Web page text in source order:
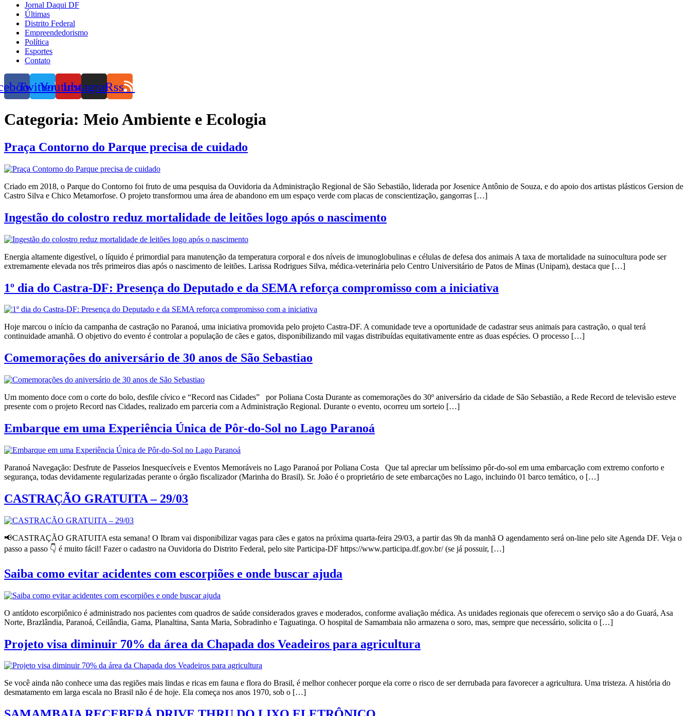
Jornal Daqui DF
Últimas
Distrito Federal
Empreendedorismo
Política
Esportes
Contato
TwitterYoutubeInstagramRss
Categoria: Meio Ambiente e Ecologia
Praça Contorno do Parque precisa de cuidado
Criado em 2018, o Parque do Contorno foi fruto de uma pesquisa da Ouvidoria da Administração Regional de São Sebastião, liderada por Josenice Antônio de Souza, e do apoio dos artistas plásticos Gersion de
Castro Silva e Chico Metamorfose. O projeto transformou uma área de abandono em um espaço verde com placas de conscientização, gangorras […]
Ingestão do colostro reduz mortalidade de leitões logo após o nascimento
Energia altamente digestível, o líquido é primordial para manutenção da temperatura corporal e dos níveis de imunoglobulinas e células de defesa dos animais A taxa de mortalidade na suinocultura pode ser
extremamente elevada nos três primeiros dias após o nascimento de leitões. Larissa Rodrigues Silva, médica-veterinária pelo Centro Universitário de Patos de Minas (Unipam), destaca que […]
1º dia do Castra-DF: Presença do Deputado e da SEMA reforça compromisso com a iniciativa
Hoje marcou o início da campanha de castração no Paranoá, uma iniciativa promovida pelo projeto Castra-DF. A comunidade teve a oportunidade de cadastrar seus animais para castração, o qual terá
continuidade amanhã. O objetivo do evento é controlar a população de cães e gatos, disponibilizando mil vagas distribuídas equitativamente entre as duas espécies. O processo […]
Comemorações do aniversário de 30 anos de São Sebastiao
Um momento doce com o corte do bolo, desfile cívico e “Record nas Cidades” por Poliana Costa Durante as comemorações do 30º aniversário da cidade de São Sebastião, a Rede Record de televisão esteve
presente com o projeto Record nas Cidades, realizado em parceria com a Administração Regional. Durante o evento, ocorreu um sorteio […]
Embarque em uma Experiência Única de Pôr-do-Sol no Lago Paranoá
Paranoá Navegação: Desfrute de Passeios Inesquecíveis e Eventos Memoráveis no Lago Paranoá por Poliana Costa Que tal apreciar um belíssimo pôr-do-sol em uma embarcação com extremo conforto e
segurança, todas devidamente regularizadas perante o órgão fiscalizador (Marinha do Brasil). Sr. João é o proprietário de sete embarcações no Lago, incluindo 01 barco temático, o […]
CASTRAÇÃO GRATUITA – 29/03
📢CASTRAÇÃO GRATUITA esta semana! O Ibram vai disponibilizar vagas para cães e gatos na próxima quarta-feira 29/03, a partir das 9h da manhã O agendamento será on-line pelo site Agenda DF. Veja o
passo a passo 👇 é muito fácil! Fazer o cadastro na Ouvidoria do Distrito Federal, pelo site Participa-DF https://www.participa.df.gov.br/ (se já possuir, […]
Saiba como evitar acidentes com escorpiões e onde buscar ajuda
O antídoto escorpiônico é administrado nos pacientes com quadros de saúde considerados graves e moderados, conforme avaliação médica. As unidades regionais que oferecem o serviço são a do Guará, Asa
Norte, Brazlândia, Paranoá, Ceilândia, Gama, Planaltina, Santa Maria, Sobradinho e Taguatinga. O hospital de Samambaia não armazena o soro, mas, sempre que necessário, solicita o […]
Projeto visa diminuir 70% da área da Chapada dos Veadeiros para agricultura
Se você ainda não conhece uma das regiões mais lindas e ricas em fauna e flora do Brasil, é melhor conhecer porque ela corre o risco de ser derrubada para favorecer a agricultura. Uma tristeza. A história do
desmatamento em larga escala no Brasil não é de hoje. Ela começa nos anos 1970, sob o […]